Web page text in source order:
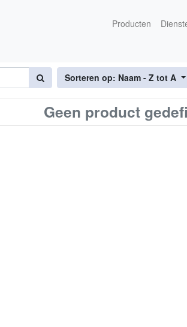
Producten
Sorteren op: Naam - Z tot A
Geen product